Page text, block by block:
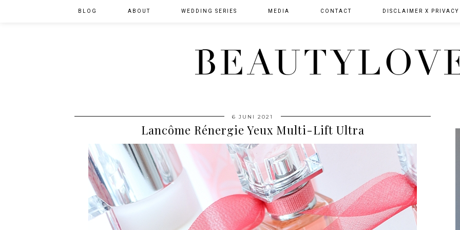
BLOG ABOUT WEDDING SERIES MEDIA CONTACT DISCLAIMER X PRIVACY
6 JUNI 2021
Lancôme Rénergie Yeux Multi-Lift Ultra